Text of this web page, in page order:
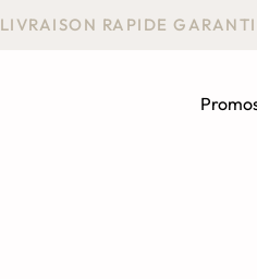
LIVRAISON RAPIDE